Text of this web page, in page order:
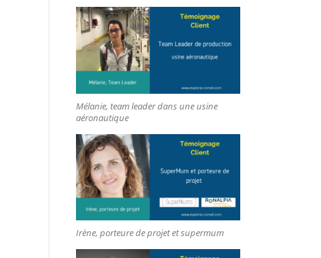
Mélanie, team leader dans une usine
aéronautique
Irène, porteure de projet et supermum